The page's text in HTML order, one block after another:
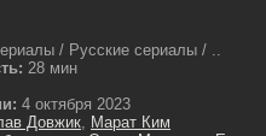
/ Русские сериалы / ..
28 мин
4 октября 2023
Довжик, Марат Ким